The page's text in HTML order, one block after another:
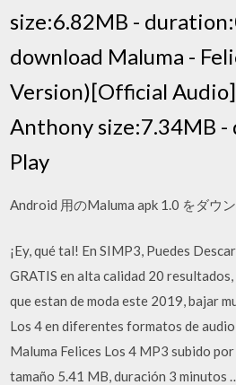
size:6.82MB -
download Maluma -
Version)[Official
Anthony size:7.34MB
Play
Android 用のMaluma apk 1.0 をダウ
¡Ey, qué tal! En SIMP3, Puedes
GRATIS en alta calidad 20
que estan de moda este 2019, bajar
Los 4 en diferentes formatos de
Maluma Felices Los 4 MP3 subido
tamaño 5.41 MB, duración 3 minutos …